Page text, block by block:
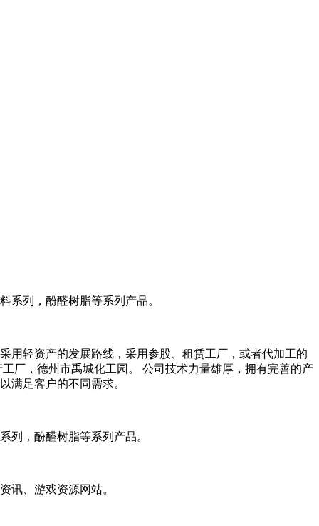
系列，酚醛树脂等系列产品。
用轻资产的发展路线，采用参股、租赁工厂，或者代加工的
厂，德州市禹城化工园。 公司技术力量雄厚，拥有完善的产
满足客户的不同需求。
列，酚醛树脂等系列产品。
讯、游戏资源网站。